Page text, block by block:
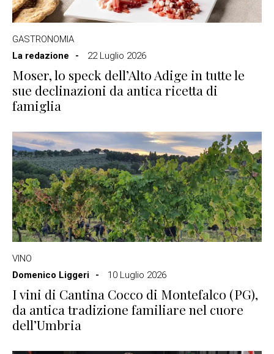
GASTRONOMIA
La redazione
22 Luglio 2026
Moser, lo speck dell’Alto Adige in tutte le
sue declinazioni da antica ricetta di
famiglia
VINO
Domenico Liggeri
10 Luglio 2026
I vini di Cantina Cocco di Montefalco (PG),
da antica tradizione familiare nel cuore
dell’Umbria